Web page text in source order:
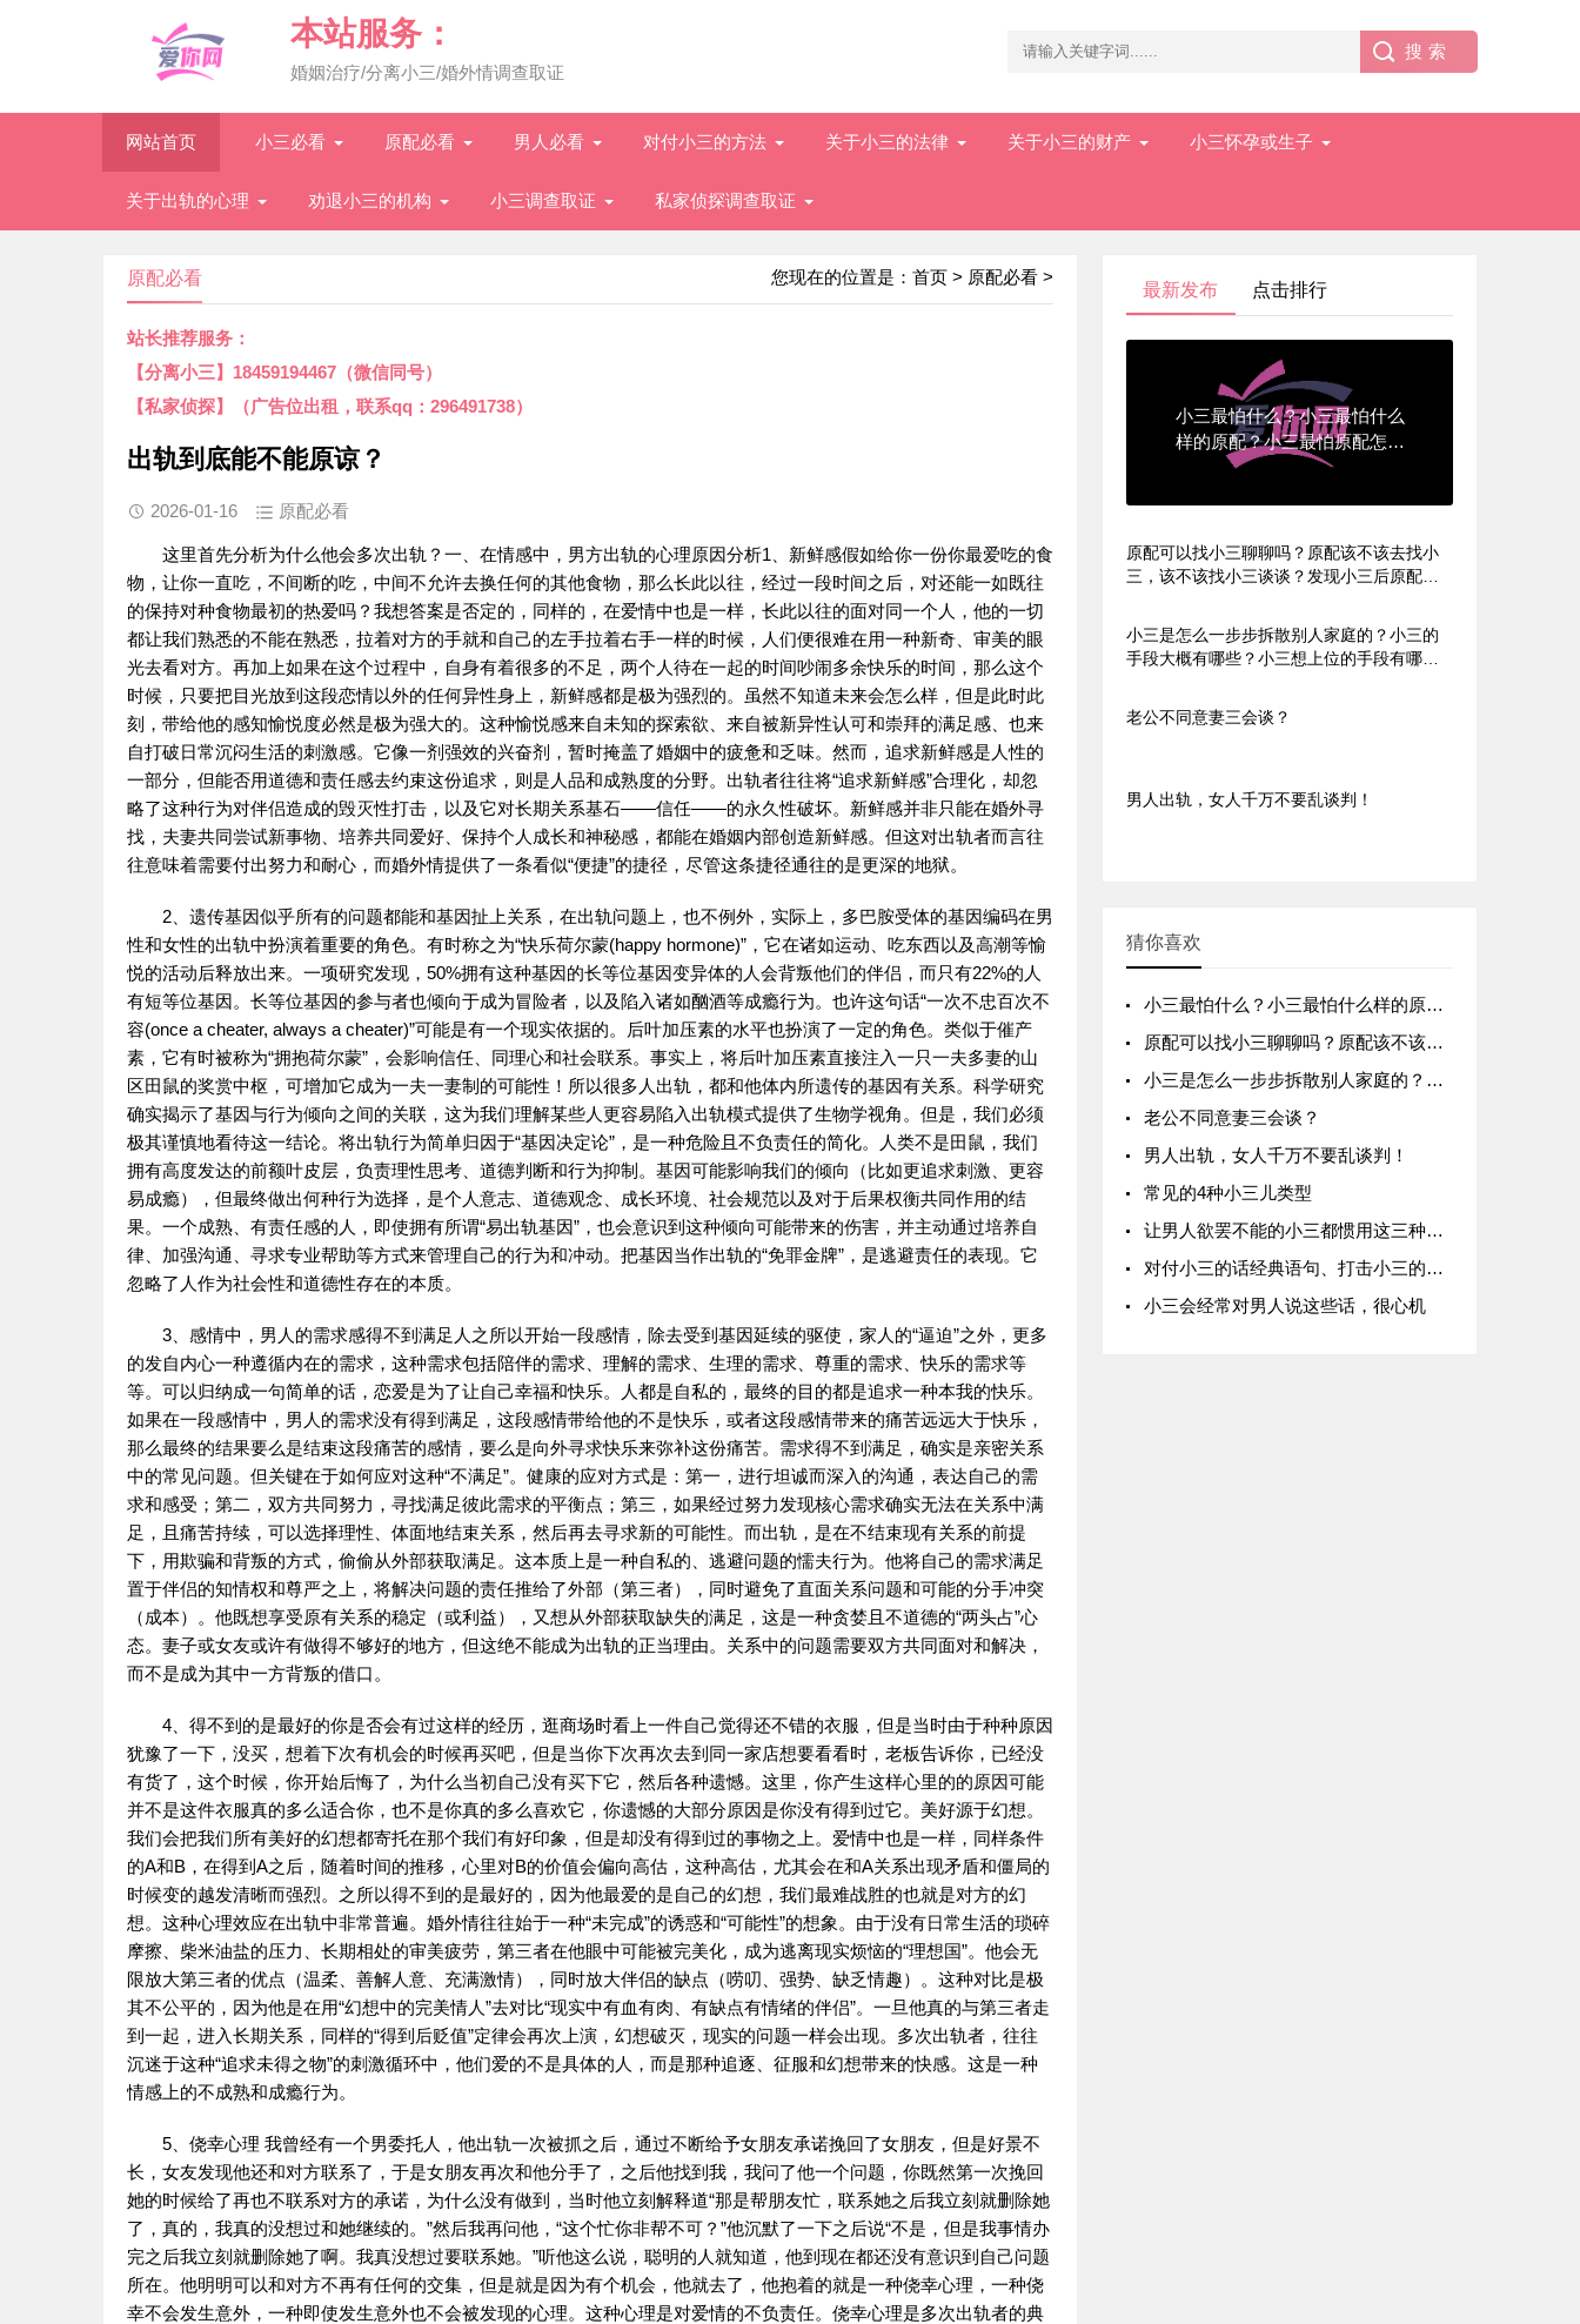
本站服务：
婚姻治疗/分离小三/婚外情调查取证
网站首页 小三必看 原配必看 男人必看 对付小三的方法 关于小三的法律 关于小三的财产 小三怀孕或生子
关于出轨的心理 劝退小三的机构 小三调查取证 私家侦探调查取证
您现在的位置是： 首页 > 原配必看 >
原配必看
站长推荐服务：
【分离小三】18459194467（微信同号）
【私家侦探】（广告位出租，联系qq：296491738）
出轨到底能不能原谅？
2026-01-16 原配必看
这里首先分析为什么他会多次出轨？一、在情感中，男方出轨的心理原因分析1、新鲜感假如给你一份你最爱吃的食
物，让你一直吃，不间断的吃，中间不允许去换任何的其他食物，那么长此以往，经过一段时间之后，对还能一如既往
的保持对种食物最初的热爱吗？我想答案是否定的，同样的，在爱情中也是一样，长此以往的面对同一个人，他的一切
都让我们熟悉的不能在熟悉，拉着对方的手就和自己的左手拉着右手一样的时候，人们便很难在用一种新奇、审美的眼
光去看对方。再加上如果在这个过程中，自身有着很多的不足，两个人待在一起的时间吵闹多余快乐的时间，那么这个
时候，只要把目光放到这段恋情以外的任何异性身上，新鲜感都是极为强烈的。虽然不知道未来会怎么样，但是此时此
刻，带给他的感知愉悦度必然是极为强大的。这种愉悦感来自未知的探索欲、来自被新异性认可和崇拜的满足感、也来
自打破日常沉闷生活的刺激感。它像一剂强效的兴奋剂，暂时掩盖了婚姻中的疲惫和乏味。然而，追求新鲜感是人性的
一部分，但能否用道德和责任感去约束这份追求，则是人品和成熟度的分野。出轨者往往将“追求新鲜感”合理化，却忽
略了这种行为对伴侣造成的毁灭性打击，以及它对长期关系基石——信任——的永久性破坏。新鲜感并非只能在婚外寻
找，夫妻共同尝试新事物、培养共同爱好、保持个人成长和神秘感，都能在婚姻内部创造新鲜感。但这对出轨者而言往
往意味着需要付出努力和耐心，而婚外情提供了一条看似“便捷”的捷径，尽管这条捷径通往的是更深的地狱。
2、遗传基因似乎所有的问题都能和基因扯上关系，在出轨问题上，也不例外，实际上，多巴胺受体的基因编码在男
性和女性的出轨中扮演着重要的角色。有时称之为“快乐荷尔蒙(happy hormone)”，它在诸如运动、吃东西以及高潮等愉
悦的活动后释放出来。一项研究发现，50%拥有这种基因的长等位基因变异体的人会背叛他们的伴侣，而只有22%的人
有短等位基因。长等位基因的参与者也倾向于成为冒险者，以及陷入诸如酗酒等成瘾行为。也许这句话“一次不忠百次不
容(once a cheater, always a cheater)”可能是有一个现实依据的。后叶加压素的水平也扮演了一定的角色。类似于催产
素，它有时被称为“拥抱荷尔蒙”，会影响信任、同理心和社会联系。事实上，将后叶加压素直接注入一只一夫多妻的山
区田鼠的奖赏中枢，可增加它成为一夫一妻制的可能性！所以很多人出轨，都和他体内所遗传的基因有关系。科学研究
确实揭示了基因与行为倾向之间的关联，这为我们理解某些人更容易陷入出轨模式提供了生物学视角。但是，我们必须
极其谨慎地看待这一结论。将出轨行为简单归因于“基因决定论”，是一种危险且不负责任的简化。人类不是田鼠，我们
拥有高度发达的前额叶皮层，负责理性思考、道德判断和行为抑制。基因可能影响我们的倾向（比如更追求刺激、更容
易成瘾），但最终做出何种行为选择，是个人意志、道德观念、成长环境、社会规范以及对于后果权衡共同作用的结
果。一个成熟、有责任感的人，即使拥有所谓“易出轨基因”，也会意识到这种倾向可能带来的伤害，并主动通过培养自
律、加强沟通、寻求专业帮助等方式来管理自己的行为和冲动。把基因当作出轨的“免罪金牌”，是逃避责任的表现。它
忽略了人作为社会性和道德性存在的本质。
3、感情中，男人的需求感得不到满足人之所以开始一段感情，除去受到基因延续的驱使，家人的“逼迫”之外，更多
的发自内心一种遵循内在的需求，这种需求包括陪伴的需求、理解的需求、生理的需求、尊重的需求、快乐的需求等
等。可以归纳成一句简单的话，恋爱是为了让自己幸福和快乐。人都是自私的，最终的目的都是追求一种本我的快乐。
如果在一段感情中，男人的需求没有得到满足，这段感情带给他的不是快乐，或者这段感情带来的痛苦远远大于快乐，
那么最终的结果要么是结束这段痛苦的感情，要么是向外寻求快乐来弥补这份痛苦。需求得不到满足，确实是亲密关系
中的常见问题。但关键在于如何应对这种“不满足”。健康的应对方式是：第一，进行坦诚而深入的沟通，表达自己的需
求和感受；第二，双方共同努力，寻找满足彼此需求的平衡点；第三，如果经过努力发现核心需求确实无法在关系中满
足，且痛苦持续，可以选择理性、体面地结束关系，然后再去寻求新的可能性。而出轨，是在不结束现有关系的前提
下，用欺骗和背叛的方式，偷偷从外部获取满足。这本质上是一种自私的、逃避问题的懦夫行为。他将自己的需求满足
置于伴侣的知情权和尊严之上，将解决问题的责任推给了外部（第三者），同时避免了直面关系问题和可能的分手冲突
（成本）。他既想享受原有关系的稳定（或利益），又想从外部获取缺失的满足，这是一种贪婪且不道德的“两头占”心
态。妻子或女友或许有做得不够好的地方，但这绝不能成为出轨的正当理由。关系中的问题需要双方共同面对和解决，
而不是成为其中一方背叛的借口。
4、得不到的是最好的你是否会有过这样的经历，逛商场时看上一件自己觉得还不错的衣服，但是当时由于种种原因
犹豫了一下，没买，想着下次有机会的时候再买吧，但是当你下次再次去到同一家店想要看看时，老板告诉你，已经没
有货了，这个时候，你开始后悔了，为什么当初自己没有买下它，然后各种遗憾。这里，你产生这样心里的的原因可能
并不是这件衣服真的多么适合你，也不是你真的多么喜欢它，你遗憾的大部分原因是你没有得到过它。美好源于幻想。
我们会把我们所有美好的幻想都寄托在那个我们有好印象，但是却没有得到过的事物之上。爱情中也是一样，同样条件
的A和B，在得到A之后，随着时间的推移，心里对B的价值会偏向高估，这种高估，尤其会在和A关系出现矛盾和僵局的
时候变的越发清晰而强烈。之所以得不到的是最好的，因为他最爱的是自己的幻想，我们最难战胜的也就是对方的幻
想。这种心理效应在出轨中非常普遍。婚外情往往始于一种“未完成”的诱惑和“可能性”的想象。由于没有日常生活的琐碎
摩擦、柴米油盐的压力、长期相处的审美疲劳，第三者在他眼中可能被完美化，成为逃离现实烦恼的“理想国”。他会无
限放大第三者的优点（温柔、善解人意、充满激情），同时放大伴侣的缺点（唠叨、强势、缺乏情趣）。这种对比是极
其不公平的，因为他是在用“幻想中的完美情人”去对比“现实中有血有肉、有缺点有情绪的伴侣”。一旦他真的与第三者走
到一起，进入长期关系，同样的“得到后贬值”定律会再次上演，幻想破灭，现实的问题一样会出现。多次出轨者，往往
沉迷于这种“追求未得之物”的刺激循环中，他们爱的不是具体的人，而是那种追逐、征服和幻想带来的快感。这是一种
情感上的不成熟和成瘾行为。
5、侥幸心理 我曾经有一个男委托人，他出轨一次被抓之后，通过不断给予女朋友承诺挽回了女朋友，但是好景不
长，女友发现他还和对方联系了，于是女朋友再次和他分手了，之后他找到我，我问了他一个问题，你既然第一次挽回
她的时候给了再也不联系对方的承诺，为什么没有做到，当时他立刻解释道“那是帮朋友忙，联系她之后我立刻就删除她
了，真的，我真的没想过和她继续的。”然后我再问他，“这个忙你非帮不可？”他沉默了一下之后说“不是，但是我事情办
完之后我立刻就删除她了啊。我真没想过要联系她。”听他这么说，聪明的人就知道，他到现在都还没有意识到自己问题
所在。他明明可以和对方不再有任何的交集，但是就是因为有个机会，他就去了，他抱着的就是一种侥幸心理，一种侥
幸不会发生意外，一种即使发生意外也不会被发现的心理。这种心理是对爱情的不负责任。侥幸心理是多次出轨者的典
最新发布 点击排行
小三最怕什么？小三最怕什么
样的原配？小三最怕原配怎么
对付她？
原配可以找小三聊聊吗？原配该不该去找小
三，该不该找小三谈谈？发现小三后原配有
原配有必要主动联系第三者吗？原配有必要
去找小三吗？原配有必要约小三见面吗？
小三是怎么一步步拆散别人家庭的？小三的
手段大概有哪些？小三想上位的手段有哪
老公不同意妻三会谈？
男人出轨，女人千万不要乱谈判！
猜你喜欢
小三最怕什么？小三最怕什么样的原配？小三最怕原配怎么对付她？
原配可以找小三聊聊吗？原配该不该去找小三，该不该找小三谈谈？发现小三后原配有必有找她谈谈吗？ 原配能上门找第三者吗？原配有必要主动联系第三者吗？原配有必要去找小三吗？原配有必要约小三见面吗？
小三是怎么一步步拆散别人家庭的？小三的手段大概有哪些？小三想上位的手段有哪些？
老公不同意妻三会谈？
男人出轨，女人千万不要乱谈判！
常见的4种小三儿类型
让男人欲罢不能的小三都惯用这三种套路
对付小三的话经典语句、打击小三的经典的句子
小三会经常对男人说这些话，很心机